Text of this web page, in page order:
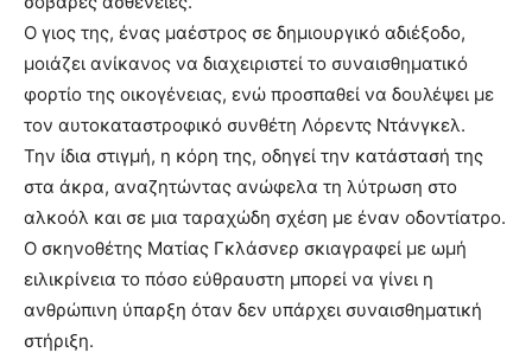
Ο γιος της, ένας μαέστρος σε δημιουργικό αδιέξοδο,
μοιάζει ανίκανος να διαχειριστεί το συναισθηματικό
φορτίο της οικογένειας, ενώ προσπαθεί να δουλέψει με
τον αυτοκαταστροφικό συνθέτη Λόρεντς Ντάνγκελ.
Την ίδια στιγμή, η κόρη της, οδηγεί την κατάστασή της
στα άκρα, αναζητώντας ανώφελα τη λύτρωση στο
αλκοόλ και σε μια ταραχώδη σχέση με έναν οδοντίατρο.
Ο σκηνοθέτης Ματίας Γκλάσνερ σκιαγραφεί με ωμή
ειλικρίνεια το πόσο εύθραυστη μπορεί να γίνει η
ανθρώπινη ύπαρξη όταν δεν υπάρχει συναισθηματική
στήριξη.